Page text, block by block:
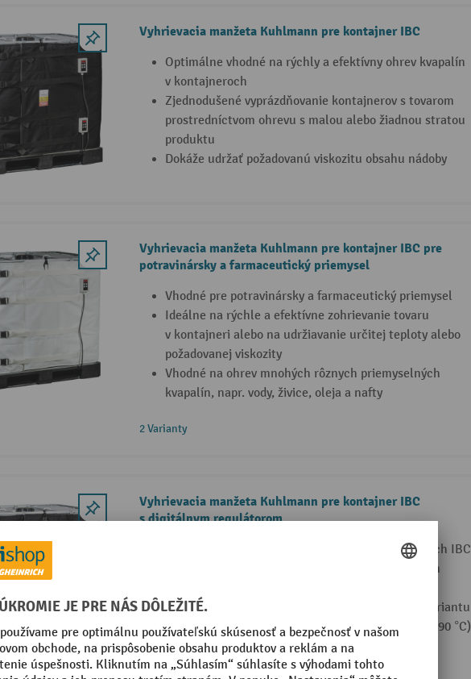
Vyhrievacia manžeta Kuhlmann pre kontajner IBC
Optimálne vhodné na rýchly a efektívny ohrev kvapalín
v kontajneroch
Zjednodušené vyprázdňovanie kontajnerov s tovarom
prostredníctvom ohrevu s malou alebo žiadnou stratou
produktu
Dokáže udržať požadovanú viskozitu obsahu nádoby
Vyhrievacia manžeta Kuhlmann pre kontajner IBC pre
potravinársky a farmaceutický priemysel
Vhodné pre potravinársky a farmaceutický priemysel
Ideálne na rýchle a efektívne zohrievanie tovaru
v kontajneri alebo na udržiavanie určitej teploty alebo
požadovanej viskozity
Vhodné na ohrev mnohých rôznych priemyselných
kvapalín, napr. vody, živice, oleja a nafty
2 Varianty
Vyhrievacia manžeta Kuhlmann pre kontajner IBC
s digitálnym regulátorom
Ideálne na presné ohrievanie tovaru v kontajneroch IBC
Vhodné na ohrev mnohých rôznych priemyselných
S 1 alebo viacerými termostatmi v závislosti od variantu
(nastaviteľné v rozpätí 0 °C až 40 °C alebo 0 °C až 90 °C)
3 Varianty